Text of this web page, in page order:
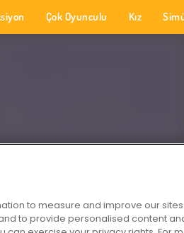
Çok Oyunculu Kız
to measure and improve our
to provide personalised content